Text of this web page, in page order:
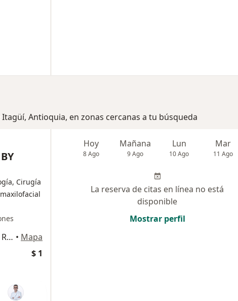
Antioquia, en zonas cercanas a tu búsqueda
Cirugía
Vía Llanogrande Km 2 Vereda Chipre, Rionegro • Mapa
$ 1
Hoy
8 Ago
Mañana
9 Ago
Lun
10 Ago
Mar
11 Ago
La reserva de citas en línea no está
disponible
Mostrar perfil